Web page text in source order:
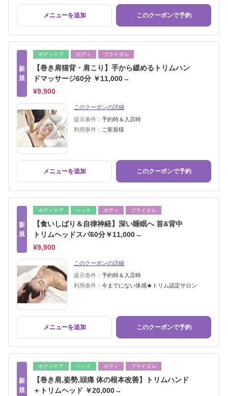
メニューを追加 このクーポンで予約
新
規
ボディケア ボディ ブライダル
【巻き肩猫背・肩こり】手から緩めるトリムハン
ドマッサージ60分 ￥11,000→
¥9,900
このクーポンの詳細
提示条件： 予約時＆入店時
利用条件： ご新規様
メニューを追加 このクーポンで予約
新
規
ボディケア ヘッド ボディ ブライダル
【食いしばり＆自律神経】深い睡眠へ 首&背中
トリムヘッドスパ60分￥11,000→
¥9,900
このクーポンの詳細
提示条件： 予約時＆入店時
利用条件： 今までにない体感★トリム認定サロン
メニューを追加 このクーポンで予約
新
規
ボディケア ヘッド ボディ ブライダル
【巻き肩,姿勢,頭痛 体の根本改善】トリムハンド
＋トリムヘッド ￥20,000→